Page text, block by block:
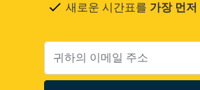
새로운 시간표를 가장 먼저